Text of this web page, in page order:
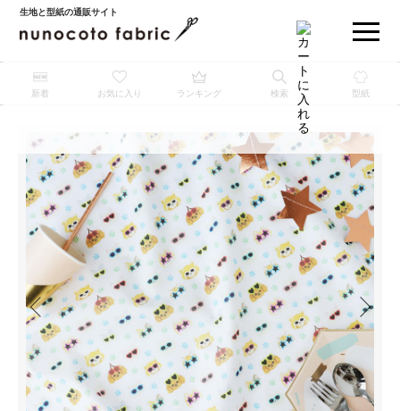
生地と型紙の通販サイト
新着 お気に入り ランキング 検索 型紙